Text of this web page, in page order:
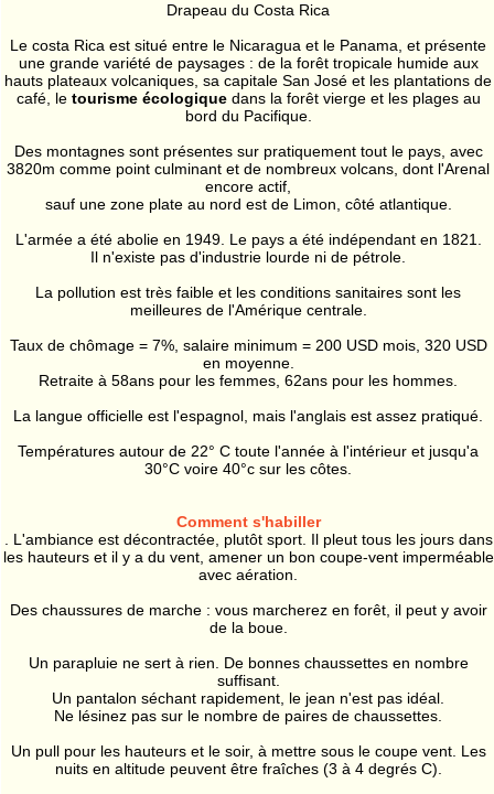
Drapeau du Costa Rica
Le costa Rica est situé entre le Nicaragua et le Panama, et présente
une grande variété de paysages : de la forêt tropicale humide aux
hauts plateaux volcaniques, sa capitale San José et les plantations de
café, le tourisme écologiquedans la forêt vierge et les plages au
bord du Pacifique.
Des montagnes sont présentes sur pratiquement tout le pays, avec
3820m comme point culminant et de nombreux volcans, dont l'Arenal
encore actif,
sauf une zone plate au nord est de Limon, côté atlantique.
L'armée a été abolie en 1949. Le pays a été indépendant en 1821.
Il n'existe pas d'industrie lourde ni de pétrole.
La pollution est très faible et les conditions sanitaires sont les
meilleures de l'Amérique centrale.
Taux de chômage = 7%, salaire minimum = 200 USD mois, 320 USD
en moyenne.
Retraite à 58ans pour les femmes, 62ans pour les hommes.
La langue officielle est l'espagnol, mais l'anglais est assez pratiqué.
Températures autour de 22° C toute l'année à l'intérieur et jusqu'a
30°C voire 40°c sur les côtes.
Comment s'habiller
. L'ambiance est décontractée, plutôt sport. Il pleut tous les jours dans
les hauteurs et il y a du vent, amener un bon coupe-vent imperméable
avec aération.
Des chaussures de marche : vous marcherez en forêt, il peut y avoir
de la boue.
Un parapluie ne sert à rien. De bonnes chaussettes en nombre
suffisant.
Un pantalon séchant rapidement, le jean n'est pas idéal.
Ne lésinez pas sur le nombre de paires de chaussettes.
Un pull pour les hauteurs et le soir, à mettre sous le coupe vent. Les
nuits en altitude peuvent être fraîches (3 à 4 degrés C).